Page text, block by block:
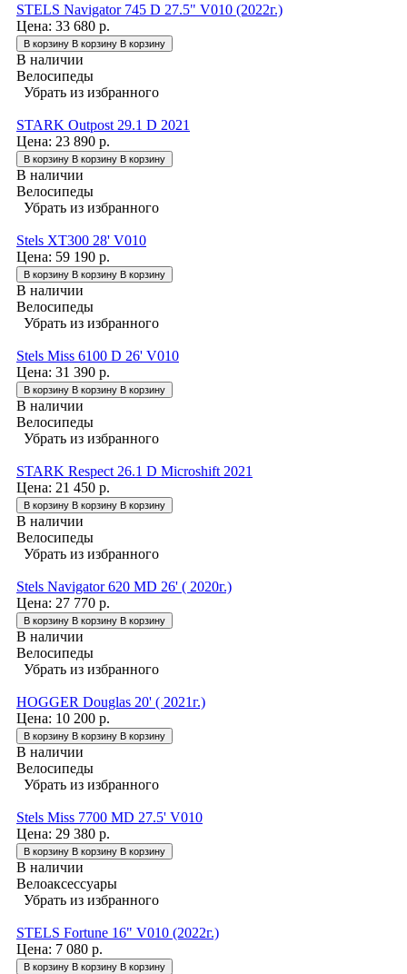
STELS Navigator 745 D 27.5" V010 (2022г.)
Цена: 33 680 р.
В корзину В корзину В корзину
В наличии
Велосипеды
Убрать из избранного
STARK Outpost 29.1 D 2021
Цена: 23 890 р.
В корзину В корзину В корзину
В наличии
Велосипеды
Убрать из избранного
Stels XT300 28' V010
Цена: 59 190 р.
В корзину В корзину В корзину
В наличии
Велосипеды
Убрать из избранного
Stels Miss 6100 D 26' V010
Цена: 31 390 р.
В корзину В корзину В корзину
В наличии
Велосипеды
Убрать из избранного
STARK Respect 26.1 D Microshift 2021
Цена: 21 450 р.
В корзину В корзину В корзину
В наличии
Велосипеды
Убрать из избранного
Stels Navigator 620 MD 26' ( 2020г.)
Цена: 27 770 р.
В корзину В корзину В корзину
В наличии
Велосипеды
Убрать из избранного
HOGGER Douglas 20' ( 2021г.)
Цена: 10 200 р.
В корзину В корзину В корзину
В наличии
Велосипеды
Убрать из избранного
Stels Miss 7700 MD 27.5' V010
Цена: 29 380 р.
В корзину В корзину В корзину
В наличии
Велоаксессуары
Убрать из избранного
STELS Fortune 16" V010 (2022г.)
Цена: 7 080 р.
В корзину В корзину В корзину